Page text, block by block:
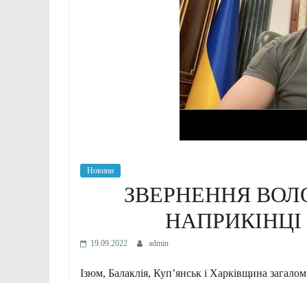
Новини
ЗВЕРНЕННЯ
19.09.2022 admin
Ізюм, Балаклія, Куп’янськ і Харківщина